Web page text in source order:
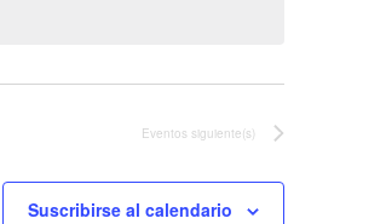
Eventos siguiente(s)
Suscribirse al calendario